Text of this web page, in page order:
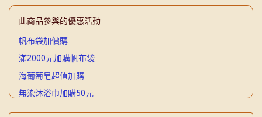
此商品參與的優惠活動
帆布袋加價購
滿2000元加購帆布袋
海葡萄皂超值加購
無染沐浴巾加購50元
5000元贈品